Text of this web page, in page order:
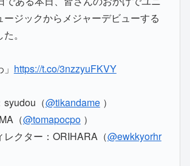
ージックからメジャーデビューする
。
https://t.co/3nzzyuFKVY
syudou（@tikandame）
（@tomapocpo）
レクター：ORIHARA（@ewkkyorhr